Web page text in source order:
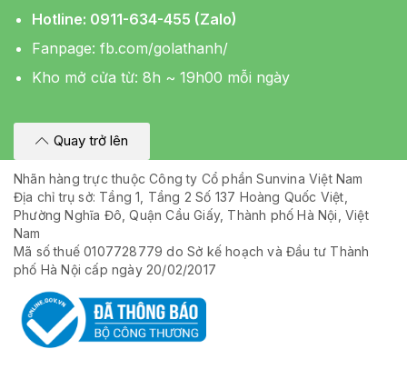
Hotline: 0911-634-455 (Zalo)
Fanpage: fb.com/golathanh/
Kho mở cửa từ: 8h ~ 19h00 mỗi ngày
Quay trở lên
Nhãn hàng trực thuộc Công ty Cổ phần Sunvina Việt Nam
Địa chỉ trụ sở: Tầng 1, Tầng 2 Số 137 Hoàng Quốc Việt,
Phường Nghĩa Đô, Quận Cầu Giấy, Thành phố Hà Nội, Việt
Nam
Mã số thuế 0107728779 do Sở kế hoạch và Đầu tư Thành
phố Hà Nội cấp ngày 20/02/2017